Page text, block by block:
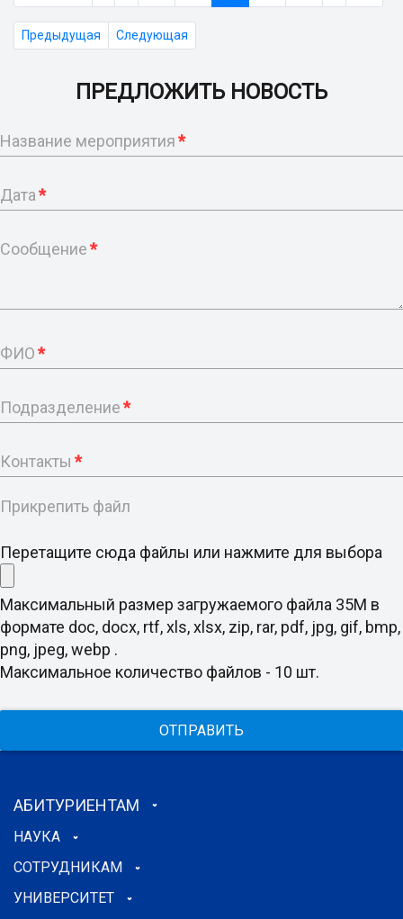
Предыдущая Следующая
ПРЕДЛОЖИТЬ НОВОСТЬ
Название мероприятия*
Дата*
Сообщение*
ФИО*
Подразделение*
Контакты *
Прикрепить файл
Перетащите сюда файлы или нажмите для выбора
Максимальный размер загружаемого файла 35M в
формате doc, docx, rtf, xls, xlsx, zip, rar, pdf, jpg, gif, bmp,
png, jpeg, webp .
Максимальное количество файлов - 10 шт.
ОТПРАВИТЬ
АБИТУРИЕНТАМ
НАУКА
СОТРУДНИКАМ
УНИВЕРСИТЕТ